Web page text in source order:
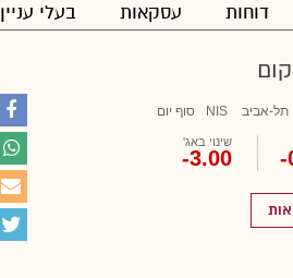
דוחות עסקאות בעלי עניין
תל-אביב NIS סוף יום
-
שינוי באג'
-3.00